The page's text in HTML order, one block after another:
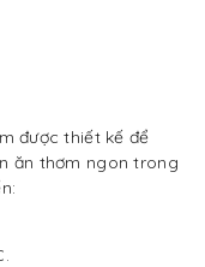
được thiết kế để
ăn thơm ngon trong